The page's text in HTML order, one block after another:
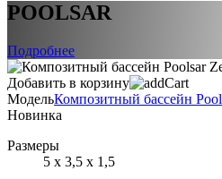
POOLSAR
Подробнее
Добавить в корзину
МодельКомпозитный бассейн
Новинка
Размеры
5 х 3,5 х 1,5